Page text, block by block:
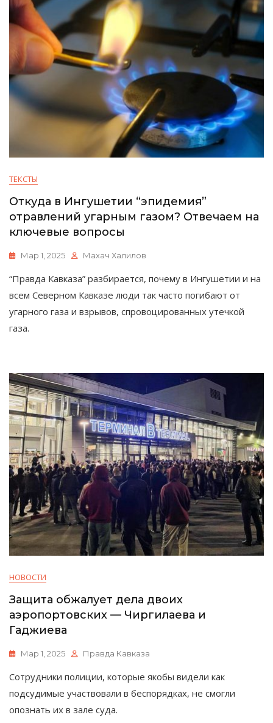
ТЕКСТЫ
Откуда в Ингушетии “эпидемия”
отравлений угарным газом? Отвечаем на
ключевые вопросы
Мар 1, 2025 Махач Халилов
“Правда Кавказа” разбирается, почему в Ингушетии и на
всем Северном Кавказе люди так часто погибают от
угарного газа и взрывов, спровоцированных утечкой
газа.
НОВОСТИ
Защита обжалует дела двоих
аэропортовских — Чиргилаева и
Гаджиева
Мар 1, 2025 Правда Кавказа
Сотрудники полиции, которые якобы видели как
подсудимые участвовали в беспорядках, не смогли
опознать их в зале суда.